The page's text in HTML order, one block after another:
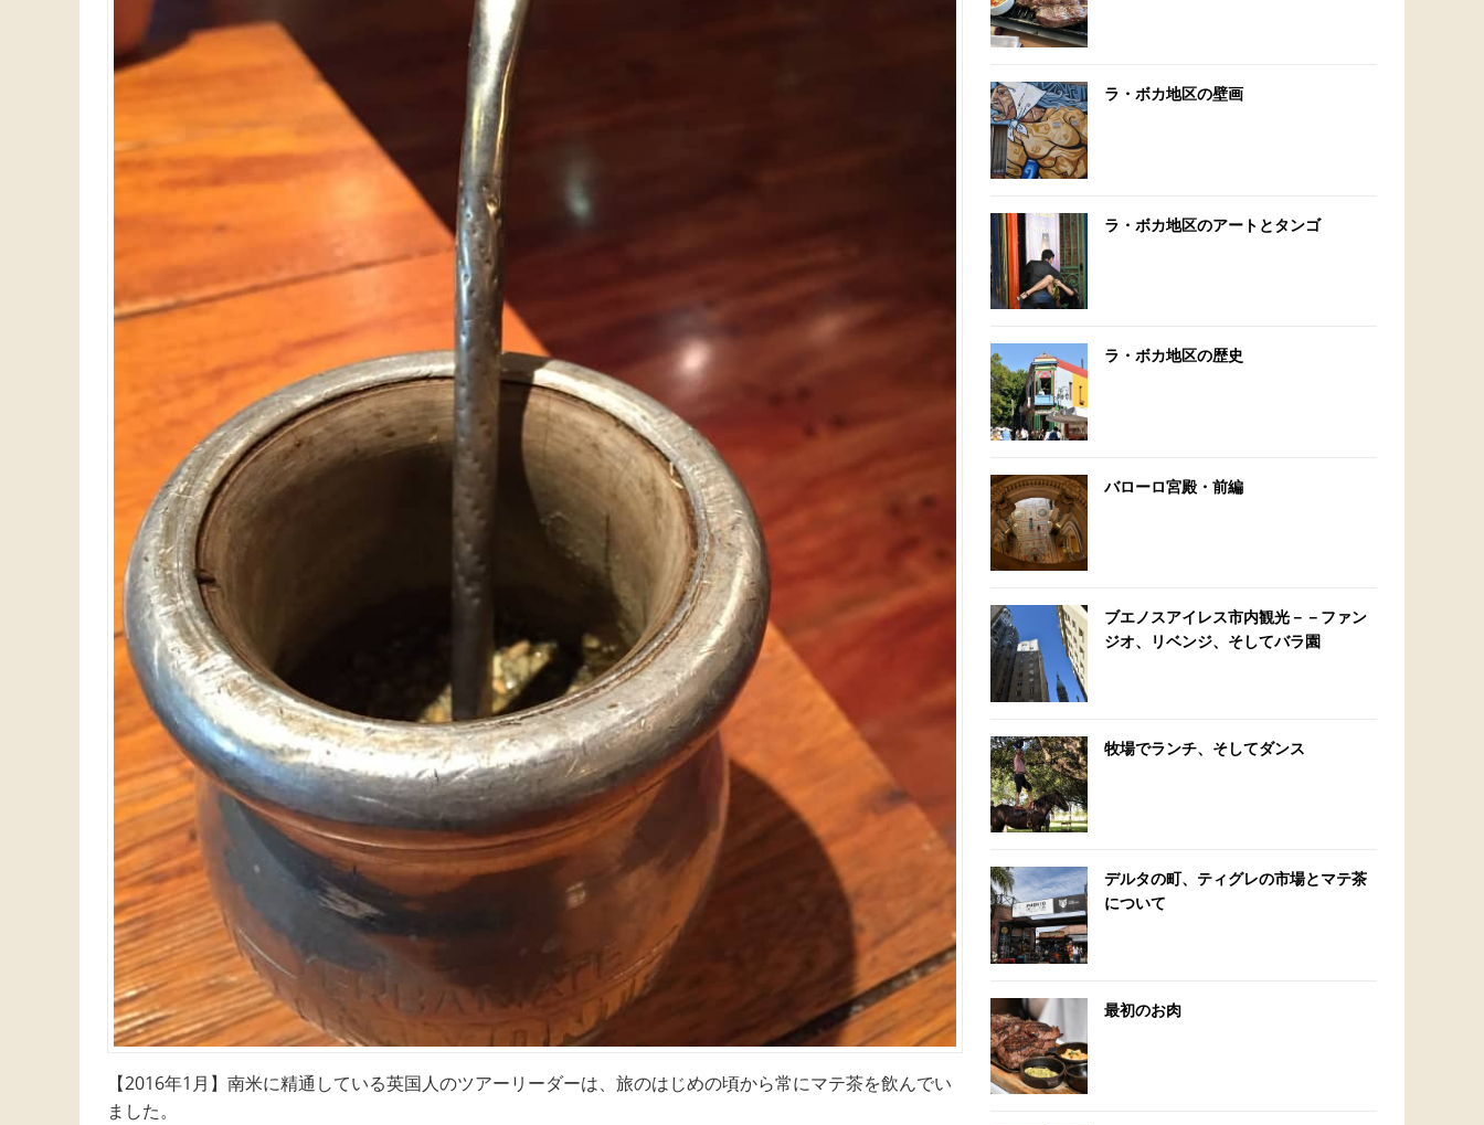
【2016年1月】南米に精通している英国人のツアーリーダーは、旅のはじめの頃から常にマテ茶を飲んでい
ました。
ラ・ボカ地区の壁画
ラ・ボカ地区のアートとタンゴ
ラ・ボカ地区の歴史
バローロ宮殿・前編
ブエノスアイレス市内観光－－ファン
ジオ、リベンジ、そしてバラ園
牧場でランチ、そしてダンス
デルタの町、ティグレの市場とマテ茶
について
最初のお肉